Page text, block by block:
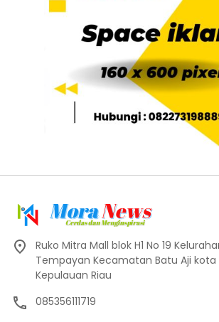
Ruko Mitra Mall blok H1 No 19
Tempayan Kecamatan Batu Aji kota
Kepulauan Riau
085356111719